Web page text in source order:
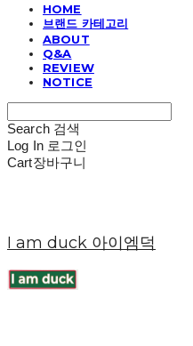
HOME
브랜드 카테고리
ABOUT
Q&A
REVIEW
NOTICE
Search 검색
Log In 로그인
Cart장바구니
I am duck 아이엠덕